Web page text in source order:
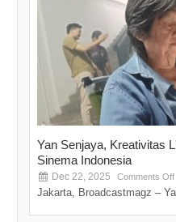
Yan Senjaya, Kreativitas
Sinema Indonesia
Dec 22, 2025 Comments Off
Jakarta, Broadcastmagz –